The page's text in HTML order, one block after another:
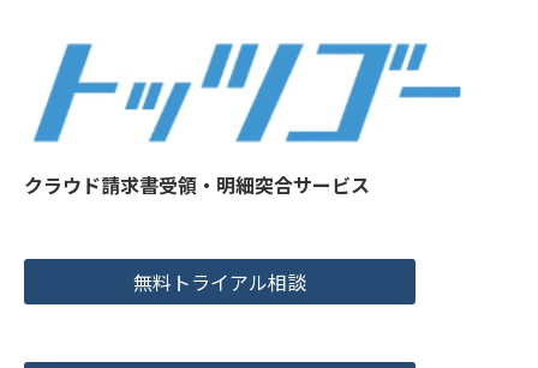
クラウド請求書受領・明細突合サービス
無料トライアル相談